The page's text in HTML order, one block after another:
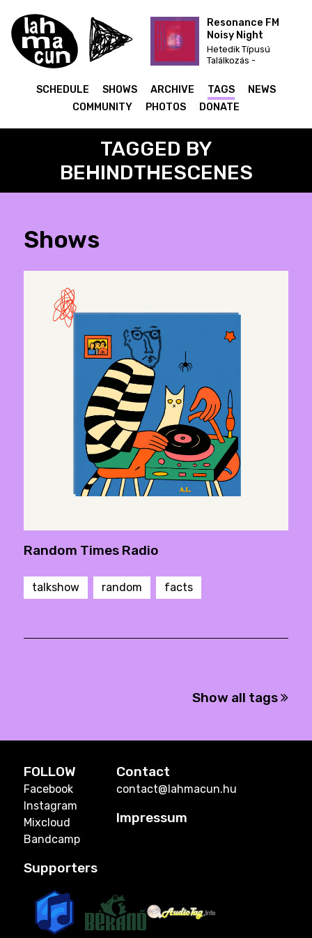
Resonance FM
Noisy Night
Hetedik Típusú
Találkozás -
felfújható mikulás
télapó 270cm
SCHEDULE SHOWS ARCHIVE TAGS
NEWS
COMMUNITY
PHOTOS DONATE
TAGGED BY
BEHINDTHESCENES
Shows
Random Times Radio
talkshow random facts
Show all tags
FOLLOW
Facebook
Instagram
Mixcloud
Bandcamp
Contact
contact@lahmacun.hu
Impressum
Supporters